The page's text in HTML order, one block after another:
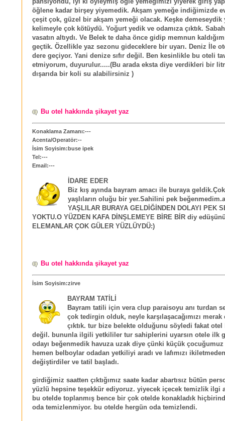
pansiyondu, iyi ki öyleymiş öğle yemeğimizi yiyerek giriş
öğlene kadar birşey yiyemedik. Akşam yemeğe indiğimizde
çeşit çok, güzel bir akşam yemeği olacak. Keşke demeseydik
kelimeyle çok kötüydü. Yoğurt yedik ve odamıza çıktık. Sabah
vasatın altıydı. Ve Belek te daha önce gidip memnun
geçtik. Özellikle yaz sezonu gideceklere bir uyarı. Deniz İle
dere geçiyor. Yani denize sıfır değil. Ben kesinlikle bu oteli
etmiyorum, duyurulur.....(Bu arada eksta diye verdikleri bir
dışarıda bir koli su alabilirsiniz )
Bu otel hakkında şikayet yaz
Konaklama Zamanı:---
Acenta/Operatör:--
İsim Soyisim:buse ipek
Tel:---
Email:---
İDARE EDER
Biz kış ayında bayram amacı ile buraya
yaşlıların oluğu bir yer.Sahilini pek
YAŞLILAR BURAYA GELDİĞİNDEN DOLAYI PEK
YOKTU.O YÜZDEN KAFA DİNŞLEMEYE BİRE BİR diy
ELEMANLAR ÇOK GÜLER YÜZLÜYDÜ:)
Bu otel hakkında şikayet yaz
İsim Soyisim:zirve
BAYRAM TATİLİ
Bayram tatili için vera clup paraisoyu anı turdan
çok tedirgin olduk, neyle karşılaşacağımızı
çıktık. tur bize belekte olduğunu söyledi fakat otel
değil. bununla ilgili yetkililer tur sahiplerini uyarsın otele ilk
odayı beğenmedik havuza uzak diye çünki küçük
hemen belboylar odadan yetkiliyi aradı ve lafımızı ikiletmeden
değiştirdiler ve tatil başladı.
girdiğimiz saatten çıktığımız saate kadar abartısız bütün
yüzlü hepsine teşekkür ediyoruz. yiyecek içecek temizlik ilgi
bu otelde toplanmış bence bir çok otelde konakladık
oda temizlenmiyor. bu otelde hergün oda temizlendi.